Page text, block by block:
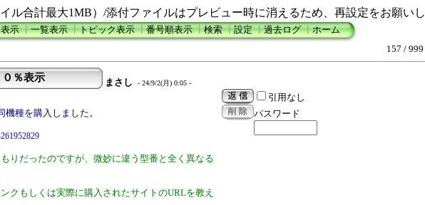
ル合計最大1MB）/添付ファイルはプレビュー時に消えるため、再設定をお願いし
示┃一覧表示┃トピック表示┃番号順表示┃検索┃設定┃過去ログ┃ホーム
157 / 999
％表示 まさし - 24/9/2(月) 0:05 -
種を購入しました。
りだったのですが、微妙に違う型番と全く異なる
クもしくは実際に購入されたサイトのURLを教え
引用なし
パスワード